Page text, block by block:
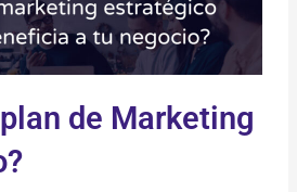
de Marketing